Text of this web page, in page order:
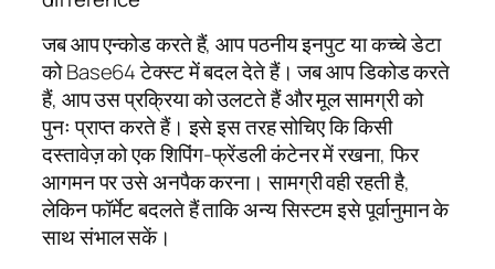
जब आप एन्कोड करते हैं, आप पठनीय इनपुट या कच्चे डेटा
को Base64 टेक्स्ट में बदल देते हैं। जब आप डिकोड करते
हैं, आप उस प्रक्रिया को उलटते हैं और मूल सामग्री को
पुनः प्राप्त करते हैं। इसे इस तरह सोचिए कि किसी
दस्तावेज़ को एक शिपिंग-फ्रेंडली कंटेनर में रखना, फिर
आगमन पर उसे अनपैक करना। सामग्री वही रहती है,
लेकिन फॉर्मेट बदलते हैं ताकि अन्य सिस्टम इसे पूर्वानुमान के
साथ संभाल सकें।